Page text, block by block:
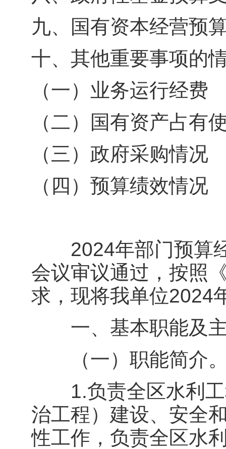
九、国有资本经营
十、其他重要事项
（一）业务运行经
（二）国有资产占
（三）政府采购情
（四）预算绩效情况
2024年部门预算经
会议审议通过，按照
求，现将我单位2024
一、基本职能及主
（一）职能简介
1.负责全区水利工
治工程）建设、安全
性工作，负责全区水